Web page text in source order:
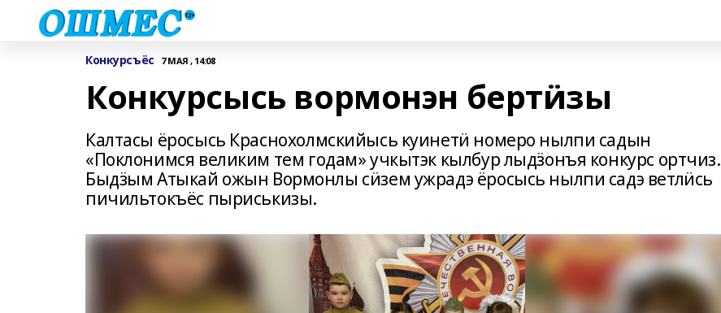
Конкурсъёс 7 МАЯ , 14:08
Конкурсысь вормонэн бертӥзы
Калтасы ёросысь Краснохолмскийысь куинетӥ номеро нылпи садын
«Поклонимся великим тем годам» учкытэк кылбур лыдӟонъя конкурс ортчиз.
Быдӟым Атыкай ожын Вормонлы сӥзем ужрадэ ёросысь нылпи садэ ветлӥсь
пичильтокъёс пыриськизы.